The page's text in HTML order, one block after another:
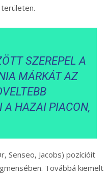
SZEREPEL A
MÁRKÁT AZ
A HAZAI PIACON,
Senseo, Jacobs) pozícióit
Továbbá kiemelt